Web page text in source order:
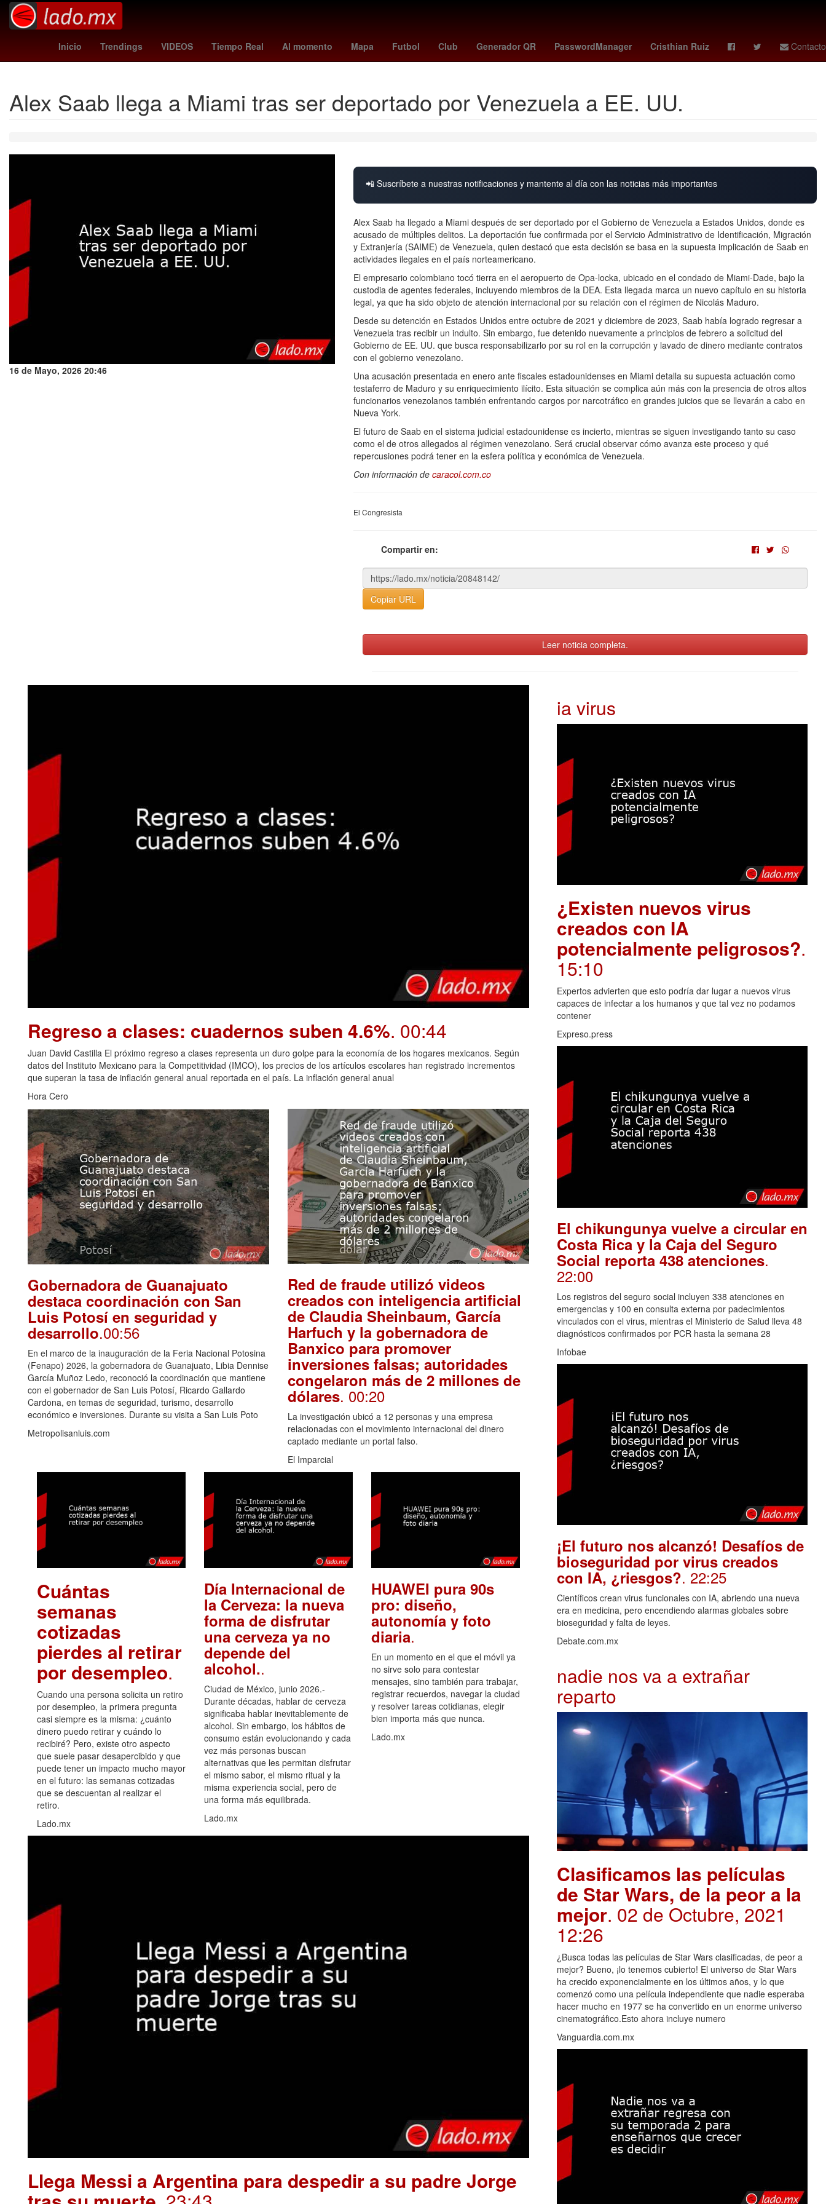
Inicio Trendings VIDEOS Tiempo Real Al momento Mapa Futbol Club Generador QR PasswordManager Cristhian Ruiz Contacto
España charlotte fc - pumas Europa League Final Colombia james Star Wars west ham kosovo - suiza 2024 Senador
Alex Saab llega a Miami tras ser deportado por Venezuela a EE. UU.
16 de Mayo, 2026 20:46
📲 Suscríbete a nuestras notificaciones y mantente al día con las noticias más importantes
Alex Saab ha llegado a Miami después de ser deportado por el Gobierno de Venezuela a Estados Unidos, donde es
acusado de múltiples delitos. La deportación fue confirmada por el Servicio Administrativo de Identificación, Migración
y Extranjería (SAIME) de Venezuela, quien destacó que esta decisión se basa en la supuesta implicación de Saab en
actividades ilegales en el país norteamericano.
El empresario colombiano tocó tierra en el aeropuerto de Opa-locka, ubicado en el condado de Miami-Dade, bajo la
custodia de agentes federales, incluyendo miembros de la DEA. Esta llegada marca un nuevo capítulo en su historia
legal, ya que ha sido objeto de atención internacional por su relación con el régimen de Nicolás Maduro.
Desde su detención en Estados Unidos entre octubre de 2021 y diciembre de 2023, Saab había logrado regresar a
Venezuela tras recibir un indulto. Sin embargo, fue detenido nuevamente a principios de febrero a solicitud del
Gobierno de EE. UU. que busca responsabilizarlo por su rol en la corrupción y lavado de dinero mediante contratos
con el gobierno venezolano.
Una acusación presentada en enero ante fiscales estadounidenses en Miami detalla su supuesta actuación como
testaferro de Maduro y su enriquecimiento ilícito. Esta situación se complica aún más con la presencia de otros altos
funcionarios venezolanos también enfrentando cargos por narcotráfico en grandes juicios que se llevarán a cabo en
Nueva York.
El futuro de Saab en el sistema judicial estadounidense es incierto, mientras se siguen investigando tanto su caso
como el de otros allegados al régimen venezolano. Será crucial observar cómo avanza este proceso y qué
repercusiones podrá tener en la esfera política y económica de Venezuela.
Con información de caracol.com.co
El Congresista
Compartir en:
Copiar URL
Leer noticia completa.
Regreso a clases: cuadernos suben 4.6%. 00:44
Juan David Castilla El próximo regreso a clases representa un duro golpe para la economía de los hogares mexicanos. Según
datos del Instituto Mexicano para la Competitividad (IMCO), los precios de los artículos escolares han registrado incrementos
que superan la tasa de inflación general anual reportada en el país. La inflación general anual
Hora Cero
Gobernadora de Guanajuato
destaca coordinación con San
Luis Potosí en seguridad y
desarrollo.00:56
En el marco de la inauguración de la Feria Nacional Potosina
(Fenapo) 2026, la gobernadora de Guanajuato, Libia Dennise
García Muñoz Ledo, reconoció la coordinación que mantiene
con el gobernador de San Luis Potosí, Ricardo Gallardo
Cardona, en temas de seguridad, turismo, desarrollo
económico e inversiones. Durante su visita a San Luis Poto
Metropolisanluis.com
Red de fraude utilizó videos
creados con inteligencia artificial
de Claudia Sheinbaum, García
Harfuch y la gobernadora de
Banxico para promover
inversiones falsas; autoridades
congelaron más de 2 millones de
dólares. 00:20
La investigación ubicó a 12 personas y una empresa
relacionadas con el movimiento internacional del dinero
captado mediante un portal falso.
El Imparcial
Cuántas
semanas
cotizadas
pierdes al retirar
por desempleo.
Cuando una persona solicita un retiro
por desempleo, la primera pregunta
casi siempre es la misma: ¿cuánto
dinero puedo retirar y cuándo lo
recibiré? Pero, existe otro aspecto
que suele pasar desapercibido y que
puede tener un impacto mucho mayor
en el futuro: las semanas cotizadas
que se descuentan al realizar el
retiro.
Lado.mx
Día Internacional de
la Cerveza: la nueva
forma de disfrutar
una cerveza ya no
depende del
alcohol..
Ciudad de México, junio 2026.-
Durante décadas, hablar de cerveza
significaba hablar inevitablemente de
alcohol. Sin embargo, los hábitos de
consumo están evolucionando y cada
vez más personas buscan
alternativas que les permitan disfrutar
el mismo sabor, el mismo ritual y la
misma experiencia social, pero de
una forma más equilibrada.
Lado.mx
HUAWEI pura 90s
pro: diseño,
autonomía y foto
diaria.
En un momento en el que el móvil ya
no sirve solo para contestar
mensajes, sino también para trabajar,
registrar recuerdos, navegar la ciudad
y resolver tareas cotidianas, elegir
bien importa más que nunca.
Lado.mx
Llega Messi a Argentina para despedir a su padre Jorge
ia virus
¿Existen nuevos virus
creados con IA
potencialmente peligrosos?.
15:10
Expertos advierten que esto podría dar lugar a nuevos virus
capaces de infectar a los humanos y que tal vez no podamos
contener
Expreso.press
El chikungunya vuelve a circular en
Costa Rica y la Caja del Seguro
Social reporta 438 atenciones.
22:00
Los registros del seguro social incluyen 338 atenciones en
emergencias y 100 en consulta externa por padecimientos
vinculados con el virus, mientras el Ministerio de Salud lleva 48
diagnósticos confirmados por PCR hasta la semana 28
Infobae
¡El futuro nos alcanzó! Desafíos de
bioseguridad por virus creados
con IA, ¿riesgos?. 22:25
Científicos crean virus funcionales con IA, abriendo una nueva
era en medicina, pero encendiendo alarmas globales sobre
bioseguridad y falta de leyes.
Debate.com.mx
nadie nos va a extrañar
reparto
Clasificamos las películas
de Star Wars, de la peor a la
mejor. 02 de Octubre, 2021
12:26
¿Busca todas las películas de Star Wars clasificadas, de peor a
mejor? Bueno, ¡lo tenemos cubierto! El universo de Star Wars
ha crecido exponencialmente en los últimos años, y lo que
comenzó como una película independiente que nadie esperaba
hacer mucho en 1977 se ha convertido en un enorme universo
cinematográfico.Esto ahora incluye numero
Vanguardia.com.mx